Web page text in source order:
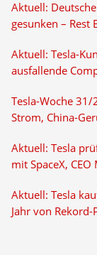
Aktuell:
gesunken – Rest
Aktuell: Tesla-
ausfallende
Tesla-Woche 31/
Strom, China-
Aktuell: Tesla
mit SpaceX,
Aktuell: Tesla
Jahr von